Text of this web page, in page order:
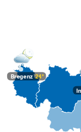
Bregenz24°